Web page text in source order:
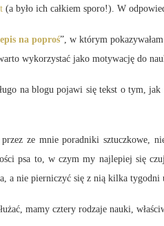
(a było ich całkiem sporo!). W
na poproś”, w którym
wykorzystać jako motywację do
na blogu pojawi się tekst o tym, jak
ze mnie poradniki sztuczkowe,
psa to, w czym my najlepiej się
a nie pierniczyć się z nią kilka
mamy cztery rodzaje nauki,